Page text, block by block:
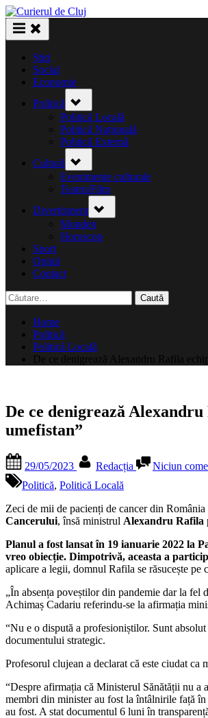
Skip
to
content
Știri
Social
Economie
Politică
sub-
menu
Politică Locală
Politică Națională
Politică Externă
Cultură
sub-
menu
Evenimente culturale
Teatru/Film
Divertisment sub-
menu
Monden
Horoscop
Sport
Opinii
Contact
Caută
după:
Home
Politică
Politică Locală
De ce denigrează Alexandru Rafila
De ce denigrează
umefistan”
on
29/05/2023 Redacția Niciun
Politică, Politică Locală
Zeci de mii de pacienți de cancer din
Cancerului, însă ministrul Alexandru Rafila
Planul a fost lansat în 19 ianuarie 2022 la
vreo obiecție. Dimpotrivă, aceasta a
aplicare a legii, domnul Rafila se răsucește pe
„În absența poveștilor din pandemie dar la fel
Achimaș Cadariu referindu-se la afirmația
“Nu e o dispută a profesioniștilor. Sunt
documentului strategic.
Profesorul clujean a declarat că este ciudat
“Despre afirmația că Ministerul Sănătății nu a
membri din minister au fost la întâlnirile față
au fost. A stat documentul 6 luni în